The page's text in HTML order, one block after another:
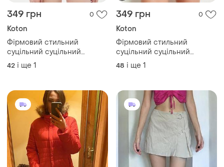
349 грн 0
Koton
Фірмовий стильний
суцільний суцільний
суцільний купальник
42 і ще 1
349 грн 0
Koton
Фірмовий стильний
суцільний суцільний
суцільний купальник
48 і ще 1